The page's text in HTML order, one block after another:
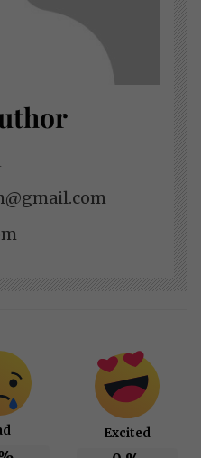
Excited